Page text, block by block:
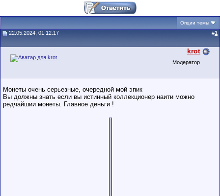
Опции темы
22.05.2024, 01:12:17 #1
krot
Модератор
Монеты очень серьезные, очередной мой эпик
Вы должны знать если вы истинный коллекционер наити можно
редчайшии монеты. Главное деньги !